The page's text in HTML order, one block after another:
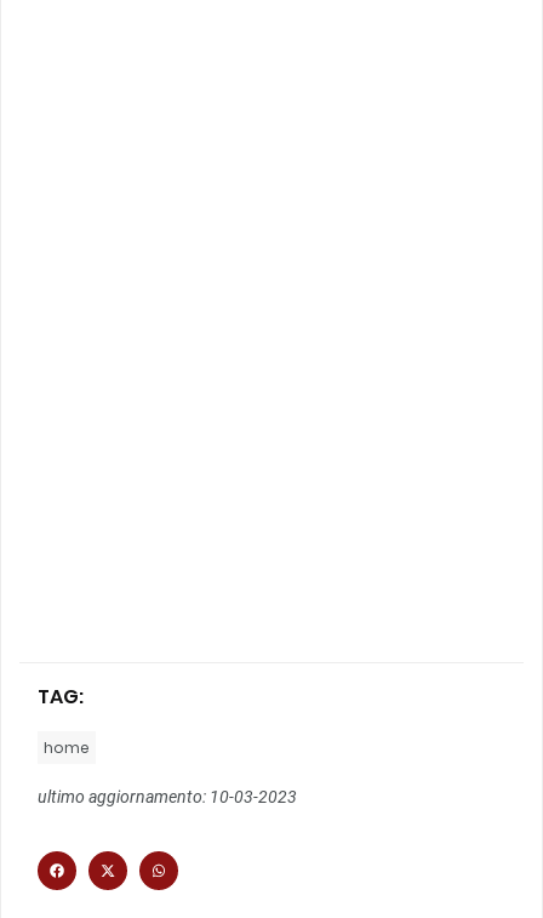
TAG:
home
ultimo aggiornamento: 10-03-2023